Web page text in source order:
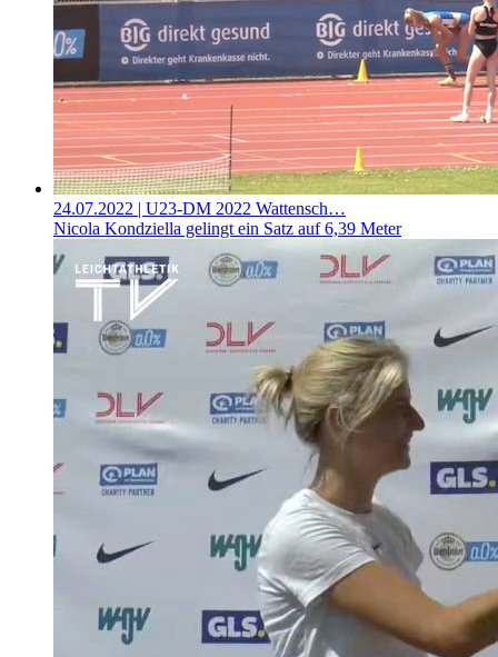
24.07.2022 | U23-DM 2022 Wattensch…
Nicola Kondziella gelingt ein Satz auf 6,39 Meter